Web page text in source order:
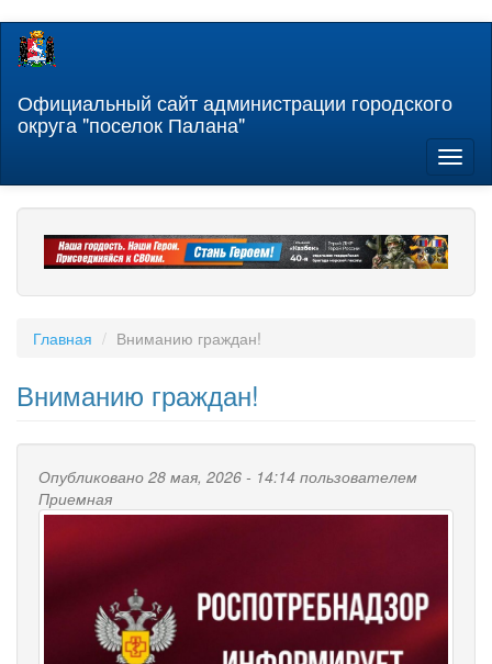
Перейти
содержанию
Официальный сайт администрации городского
округа "поселок Палана"
Главная Вниманию граждан!
Вниманию граждан!
Опубликовано 28 мая, 2026 - 14:14 пользователем
Приемная